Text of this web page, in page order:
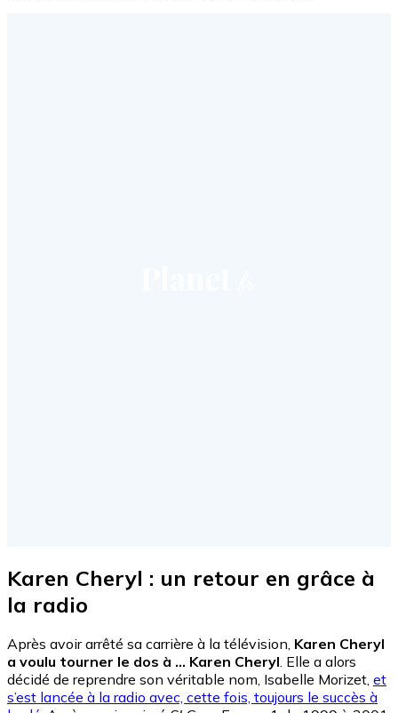
Karen Cheryl : un retour en grâce à
la radio
Après avoir arrêté sa carrière à la télévision, Karen Cheryl
a voulu tourner le dos à … Karen Cheryl. Elle a alors
décidé de reprendre son véritable nom, Isabelle Morizet, et
s’est lancée à la radio avec, cette fois, toujours le succès à